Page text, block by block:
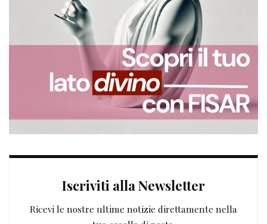
Iscriviti alla Newsletter
Ricevi le nostre ultime notizie direttamente nella